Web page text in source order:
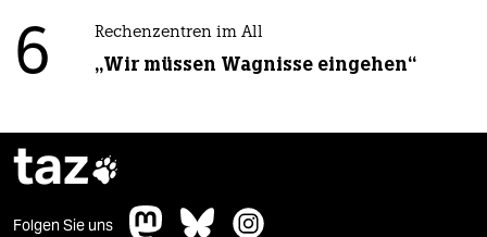
6 Rechenzentren im All
„Wir müssen Wagnisse eingehen“
taz
Folgen Sie uns